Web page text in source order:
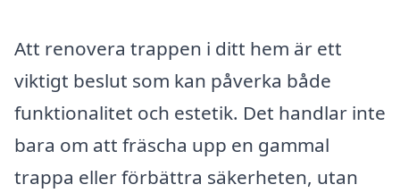
Att renovera trappen i ditt hem är ett
viktigt beslut som kan påverka både
funktionalitet och estetik. Det handlar inte
bara om att fräscha upp en gammal
trappa eller förbättra säkerheten, utan